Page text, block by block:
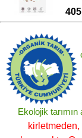
Ekolojik tarımın
kirletmeden,